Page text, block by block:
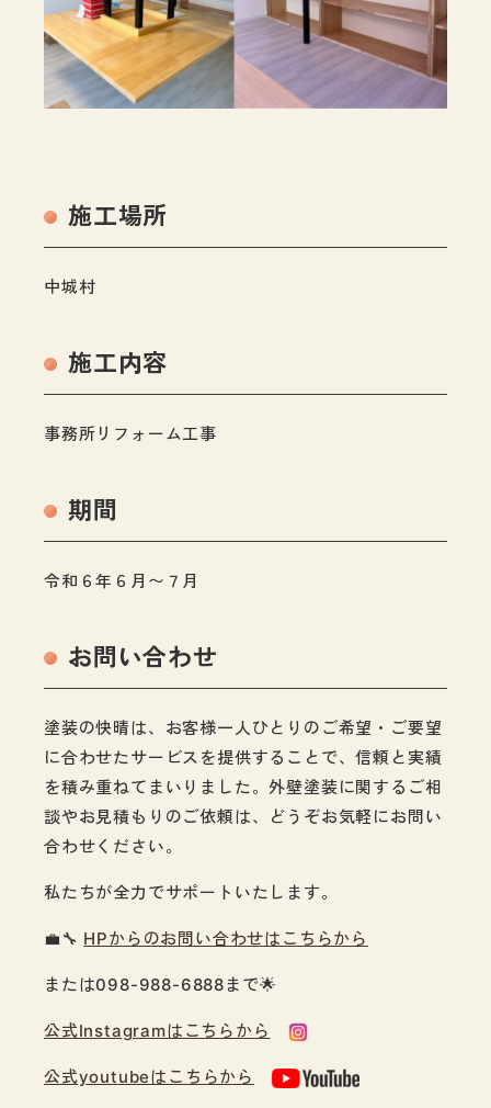
施工場所
中城村
施工内容
事務所リフォーム工事
期間
令和６年６月〜７月
お問い合わせ
塗装の快晴は、お客様一人ひとりのご希望・ご要望
に合わせたサービスを提供することで、信頼と実績
を積み重ねてまいりました。外壁塗装に関するご相
談やお見積もりのご依頼は、どうぞお気軽にお問い
合わせください。
私たちが全力でサポートいたします。
💼🔧 HPからのお問い合わせはこちらから
または098-988-6888まで🌟
公式Instagramはこちらから
公式youtubeはこちらから